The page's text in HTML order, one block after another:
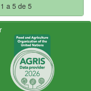
a 5 de 5